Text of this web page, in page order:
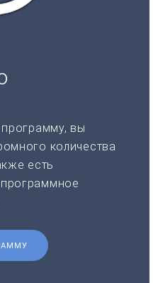
вы
количества
есть